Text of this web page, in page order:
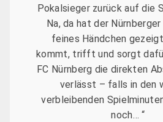
Pokalsieger zurück auf die
Na, da hat der
feines Händchen
kommt, trifft und sorgt
FC Nürnberg die direkten
verlässt – falls in den
verbleibenden
noch… “